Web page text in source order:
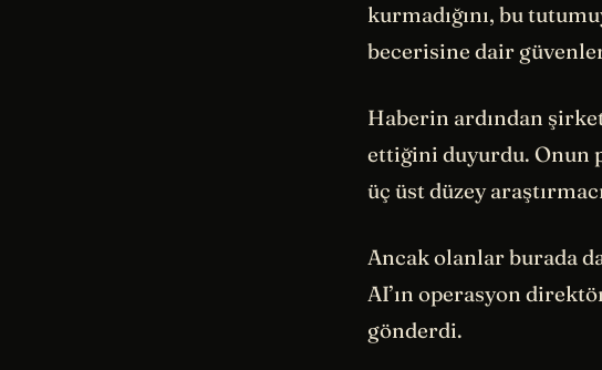
kurmadığını, bu
becerisine dair
Haberin ardından
ettiğini duyurdu. Onun
üç üst düzey
Ancak olanlar burada
AI’ın operasyon
gönderdi.